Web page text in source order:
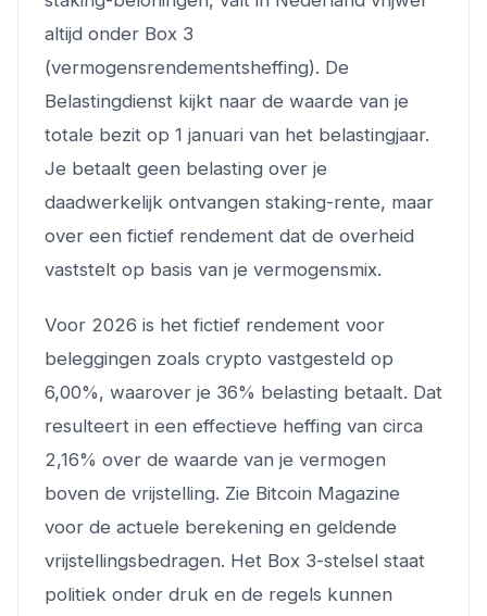
altijd onder Box 3
(vermogensrendementsheffing). De
Belastingdienst kijkt naar de waarde van je
totale bezit op 1 januari van het belastingjaar.
Je betaalt geen belasting over je
daadwerkelijk ontvangen staking-rente, maar
over een fictief rendement dat de overheid
vaststelt op basis van je vermogensmix.
Voor 2026 is het fictief rendement voor
beleggingen zoals crypto vastgesteld op
6,00%, waarover je 36% belasting betaalt. Dat
resulteert in een effectieve heffing van circa
2,16% over de waarde van je vermogen
boven de vrijstelling. Zie Bitcoin Magazine
voor de actuele berekening en geldende
vrijstellingsbedragen. Het Box 3-stelsel staat
politiek onder druk en de regels kunnen